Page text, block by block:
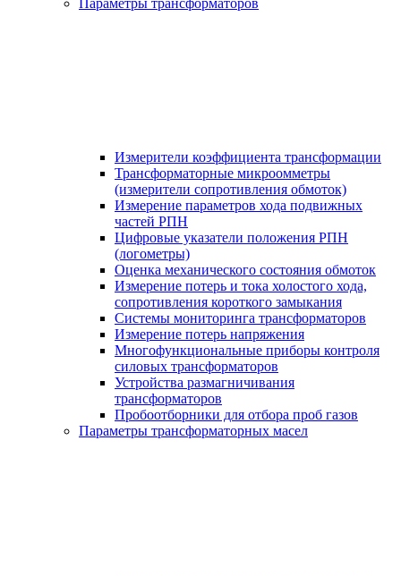
Параметры трансформаторов
Измерители коэффициента трансформации
Трансформаторные микроомметры
(измерители сопротивления обмоток)
Измерение параметров хода подвижных
частей РПН
Цифровые указатели положения РПН
(логометры)
Оценка механического состояния обмоток
Измерение потерь и тока холостого хода,
сопротивления короткого замыкания
Системы мониторинга трансформаторов
Измерение потерь напряжения
Многофункциональные приборы контроля
силовых трансформаторов
Устройства размагничивания
трансформаторов
Пробоотборники для отбора проб газов
Параметры трансформаторных масел